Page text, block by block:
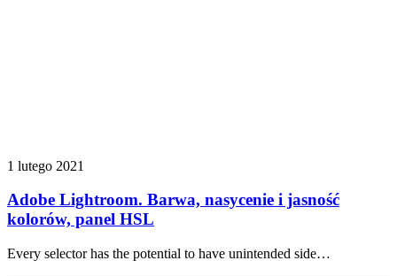
1 lutego 2021
Adobe Lightroom. Barwa, nasycenie i jasność
kolorów, panel HSL
Every selector has the potential to have unintended side…